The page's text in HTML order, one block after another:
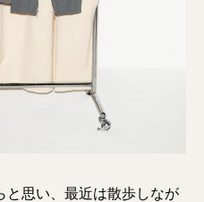
と思い、最近は散歩しなが